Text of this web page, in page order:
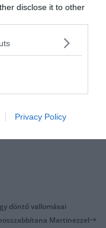
disclose it to other
Privacy Policy
döntő vallomásai
Martinezzel